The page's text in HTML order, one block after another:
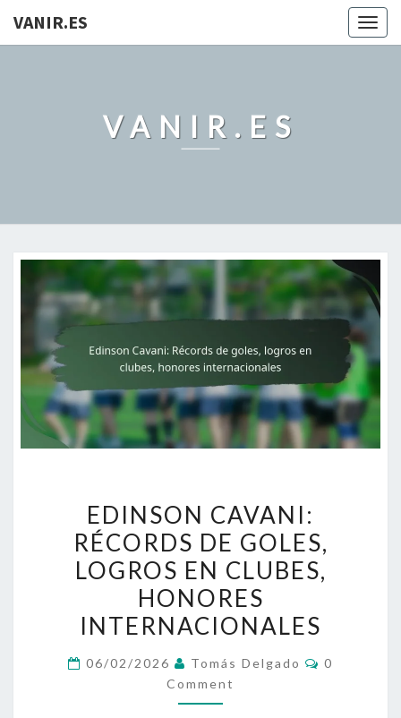
VANIR.ES
VANIR.ES
CAVANI:
RÉCORDS
DE
GOLES,
LOGROS
EN
CLUBES,
HONORES
EDINSON CAVANI:
RÉCORDS DE GOLES,
LOGROS EN CLUBES,
HONORES
INTERNACIONALES
06/02/2026 Tomás Delgado Comments
0
Comment